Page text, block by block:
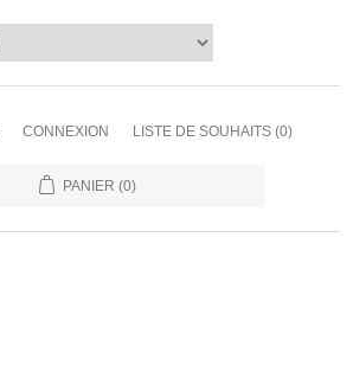
CONNEXION LISTE DE SOUHAITS (0)
PANIER (0)